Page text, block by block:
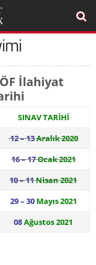
İlahiyat
SINAV TARİHİ
12 – 13Aralık 2020
16 – 17Ocak 2021
10 – 11Nisan 2021
29 – 30 Mayıs 2021
08Ağustos 2021